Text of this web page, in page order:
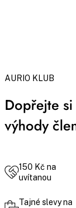
AURIO KLUB
Dopřejte
výhody
150 Kč na
uvítanou
Tajné slevy na